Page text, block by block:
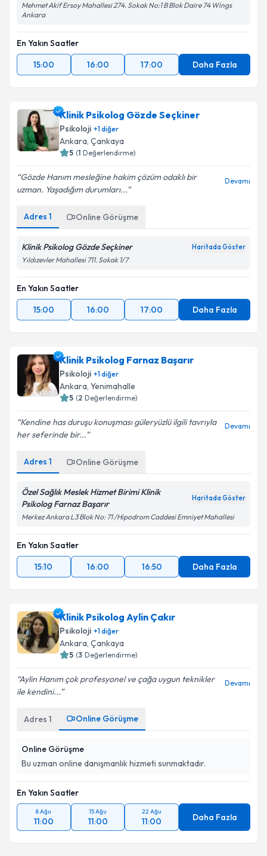
Mehmet Akif Ersoy Mahallesi 274. Sokak No:1 B Blok Daire 74 Wings
Ankara
En Yakın Saatler
15:00
16:00 17:00 Daha Fazla
Klinik Psikolog Gözde Seçkiner
Psikoloji +1diğer
Ankara, Çankaya
5 (1 Değerlendirme)
Gözde Hanım mesleğine hakim çözüm odaklı bir
uzman. Yaşadığım durumları...
Devamı
Adres 1 Online Görüşme
Klinik Psikolog Gözde Seçkiner Haritada Göster
Yıldızevler Mahallesi 711. Sokak 1/7
En Yakın Saatler
15:00
16:00 17:00 Daha Fazla
Klinik Psikolog Farnaz Başarır
Psikoloji +1diğer
Ankara, Yenimahalle
5 (2 Değerlendirme)
Kendine has duruşu konuşması güleryüzlü ilgili tavrıyla
her seferinde bir...
Devamı
Adres 1 Online Görüşme
Özel Sağlık Meslek Hizmet Birimi Klinik
Psikolog Farnaz Başarır
Haritada Göster
Merkez Ankara L3 Blok No: 71 /Hipodrom Caddesi Emniyet Mahallesi
En Yakın Saatler
15:10
16:00 16:50 Daha Fazla
Klinik Psikolog Aylin Çakır
Psikoloji +1diğer
Ankara, Çankaya
5 (3 Değerlendirme)
Aylin Hanım çok profesyonel ve çağa uygun teknikler
ile kendini...
Devamı
Adres 1 Online Görüşme
Online Görüşme
Bu uzman online danışmanlık hizmeti sunmaktadır.
En Yakın Saatler
8 Ağu
11:00
15 Ağu
11:00
22 Ağu
11:00 Daha Fazla